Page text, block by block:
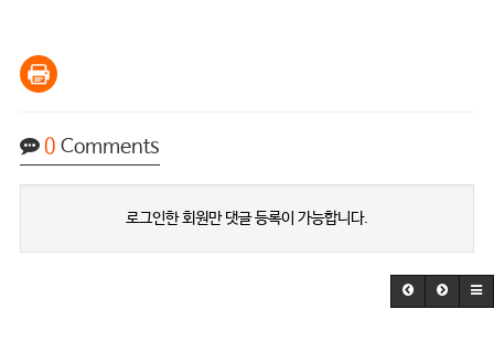
0 Comments
로그인한 회원만 댓글 등록이 가능합니다.